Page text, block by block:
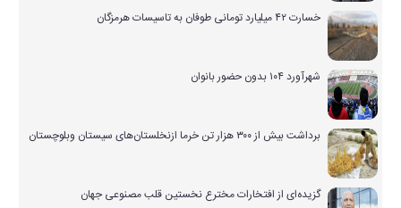
خسارت ۴۲ میلیارد تومانی طوفان به تاسیسات هرمزگان
شهرآورد ۱۰۴ بدون حضور بانوان
برداشت بیش از ۳۰۰ هزار تن خرما ازنخلستان‌های سیستان وبلوچستان
گزیده‌ای از افتخارات مخترع نخستین قلب مصنوعی جهان